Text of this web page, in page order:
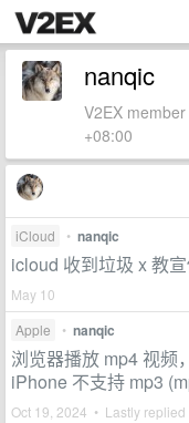
nanqic
V2EX
+08:00
iCloud • nanqic
icloud 收到垃圾 x 教
May 10
Apple
• nanqic
浏览器播放 mp4 视频
iPhone 不支持 mp3
Oct 19, 2024 • Lastly replied